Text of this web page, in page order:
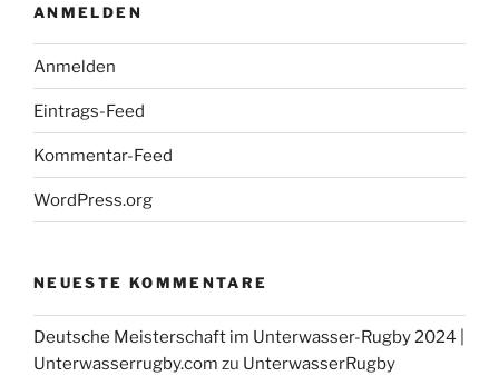
Weltmeister!
Euro League Schweden
23. / 24.3. Unterwasser-Rugby Euro-League
Schweden
DUC Krefeld Unterwasser-Rugby bei
Facebook
Die Unterwasser-Rugby Abteilung auf Facebook ...
ANMELDEN
Anmelden
Eintrags-Feed
Kommentar-Feed
WordPress.org
NEUESTE KOMMENTARE
Deutsche Meisterschaft im Unterwasser-Rugby 2024 |
Unterwasserrugby.com zu UnterwasserRugby